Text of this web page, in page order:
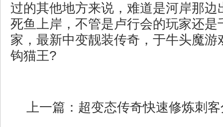
过的其他地方来说，难道是河岸那边
死鱼上岸，不管是卢行会的玩家还是
家，最新中变靓装传奇，于牛头魔游
钩猫王?
上一篇： 超变态传奇快速修炼刺